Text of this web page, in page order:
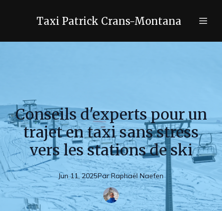
Taxi Patrick Crans-Montana
Conseils d'experts pour un
trajet en taxi sans stress
vers les stations de ski
Jun 11, 2025Par Raphaël Naefen